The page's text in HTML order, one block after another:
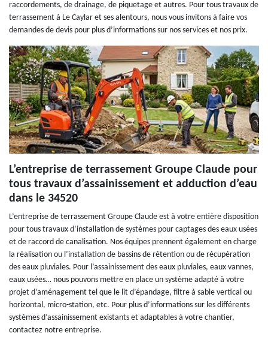
raccordements, de drainage, de piquetage et autres. Pour tous travaux de
terrassement à Le Caylar et ses alentours, nous vous invitons à faire vos
demandes de devis pour plus d’informations sur nos services et nos prix.
L’entreprise de terrassement Groupe Claude pour
tous travaux d’assainissement et adduction d’eau
dans le 34520
L’entreprise de terrassement Groupe Claude est à votre entière disposition
pour tous travaux d’installation de systèmes pour captages des eaux usées
et de raccord de canalisation. Nos équipes prennent également en charge
la réalisation ou l’installation de bassins de rétention ou de récupération
des eaux pluviales. Pour l’assainissement des eaux pluviales, eaux vannes,
eaux usées… nous pouvons mettre en place un système adapté à votre
projet d’aménagement tel que le lit d’épandage, filtre à sable vertical ou
horizontal, micro-station, etc. Pour plus d’informations sur les différents
systèmes d’assainissement existants et adaptables à votre chantier,
contactez notre entreprise.